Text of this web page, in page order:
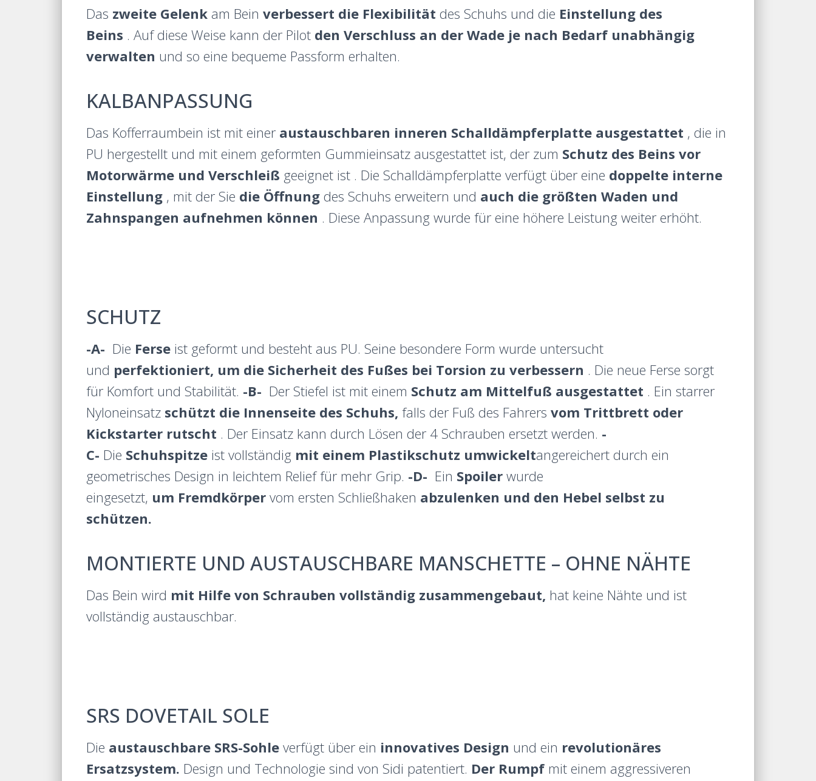
Das zweite Gelenk am Bein verbessert die Flexibilität des Schuhs und die Einstellung des
Beins . Auf diese Weise kann der Pilot den Verschluss an der Wade je nach Bedarf unabhängig
verwalten und so eine bequeme Passform erhalten.
KALBANPASSUNG
Das Kofferraumbein ist mit einer austauschbaren inneren Schalldämpferplatte ausgestattet , die in
PU hergestellt und mit einem geformten Gummieinsatz ausgestattet ist, der zum Schutz des Beins vor
Motorwärme und Verschleiß geeignet ist . Die Schalldämpferplatte verfügt über eine doppelte interne
Einstellung , mit der Sie die Öffnung des Schuhs erweitern und auch die größten Waden und
Zahnspangen aufnehmen können . Diese Anpassung wurde für eine höhere Leistung weiter erhöht.
SCHUTZ
-A- Die Ferse ist geformt und besteht aus PU. Seine besondere Form wurde untersucht
und perfektioniert, um die Sicherheit des Fußes bei Torsion zu verbessern . Die neue Ferse sorgt
für Komfort und Stabilität. -B- Der Stiefel ist mit einem Schutz am Mittelfuß ausgestattet . Ein starrer
Nyloneinsatz schützt die Innenseite des Schuhs, falls der Fuß des Fahrers vom Trittbrett oder
Kickstarter rutscht . Der Einsatz kann durch Lösen der 4 Schrauben ersetzt werden. -
C- Die Schuhspitze ist vollständig mit einem Plastikschutz umwickeltangereichert durch ein
geometrisches Design in leichtem Relief für mehr Grip. -D- Ein Spoiler wurde
eingesetzt, um Fremdkörper vom ersten Schließhaken abzulenken und den Hebel selbst zu
schützen.
MONTIERTE UND AUSTAUSCHBARE MANSCHETTE – OHNE NÄHTE
Das Bein wird mit Hilfe von Schrauben vollständig zusammengebaut, hat keine Nähte und ist
vollständig austauschbar.
SRS DOVETAIL SOLE
Die austauschbare SRS-Sohle verfügt über ein innovatives Design und ein revolutionäres
Ersatzsystem. Design und Technologie sind von Sidi patentiert. Der Rumpf mit einem aggressiveren